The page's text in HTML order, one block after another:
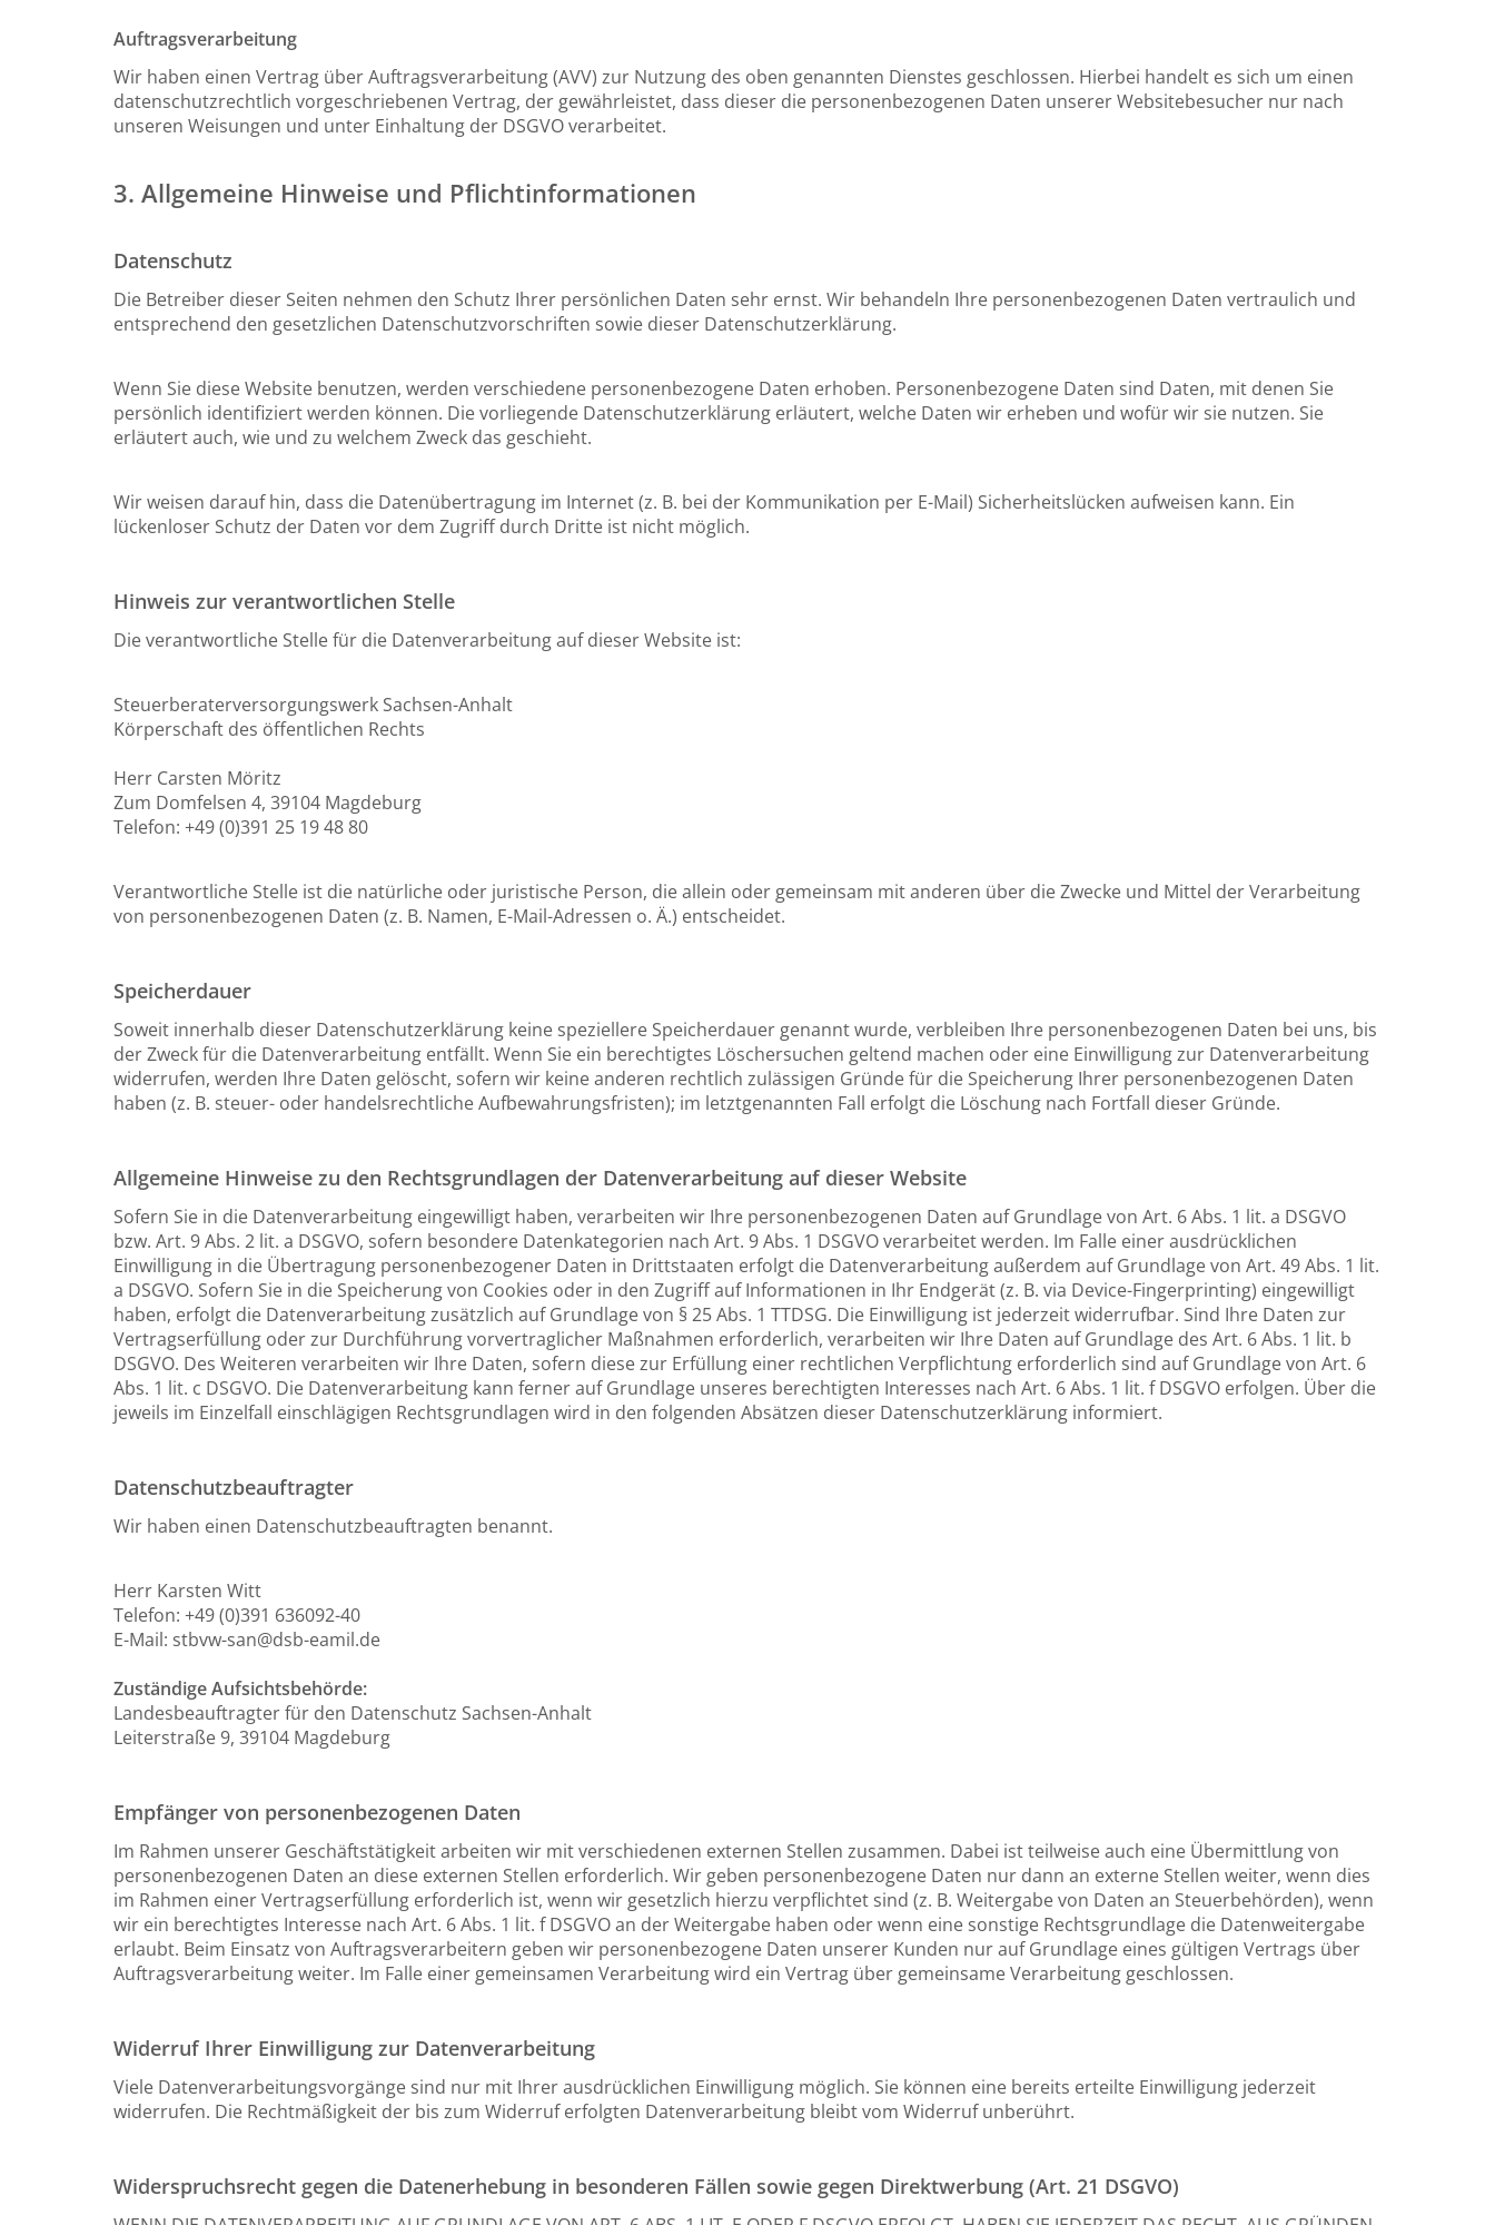
Auftragsverarbeitung
Wir haben einen Vertrag über Auftragsverarbeitung (AVV) zur Nutzung des oben genannten Dienstes geschlossen. Hierbei handelt es sich um einen
datenschutzrechtlich vorgeschriebenen Vertrag, der gewährleistet, dass dieser die personenbezogenen Daten unserer Websitebesucher nur nach
unseren Weisungen und unter Einhaltung der DSGVO verarbeitet.
3. Allgemeine Hinweise und Pflichtinformationen
Datenschutz
Die Betreiber dieser Seiten nehmen den Schutz Ihrer persönlichen Daten sehr ernst. Wir behandeln Ihre personenbezogenen Daten vertraulich und
entsprechend den gesetzlichen Datenschutzvorschriften sowie dieser Datenschutzerklärung.
Wenn Sie diese Website benutzen, werden verschiedene personenbezogene Daten erhoben. Personenbezogene Daten sind Daten, mit denen Sie
persönlich identifiziert werden können. Die vorliegende Datenschutzerklärung erläutert, welche Daten wir erheben und wofür wir sie nutzen. Sie
erläutert auch, wie und zu welchem Zweck das geschieht.
Wir weisen darauf hin, dass die Datenübertragung im Internet (z. B. bei der Kommunikation per E-Mail) Sicherheitslücken aufweisen kann. Ein
lückenloser Schutz der Daten vor dem Zugriff durch Dritte ist nicht möglich.
Hinweis zur verantwortlichen Stelle
Die verantwortliche Stelle für die Datenverarbeitung auf dieser Website ist:
Steuerberaterversorgungswerk Sachsen-Anhalt
Körperschaft des öffentlichen Rechts
Herr Carsten Möritz
Zum Domfelsen 4, 39104 Magdeburg
Telefon: +49 (0)391 25 19 48 80
Verantwortliche Stelle ist die natürliche oder juristische Person, die allein oder gemeinsam mit anderen über die Zwecke und Mittel der Verarbeitung
von personenbezogenen Daten (z. B. Namen, E-Mail-Adressen o. Ä.) entscheidet.
Speicherdauer
Soweit innerhalb dieser Datenschutzerklärung keine speziellere Speicherdauer genannt wurde, verbleiben Ihre personenbezogenen Daten bei uns, bis
der Zweck für die Datenverarbeitung entfällt. Wenn Sie ein berechtigtes Löschersuchen geltend machen oder eine Einwilligung zur Datenverarbeitung
widerrufen, werden Ihre Daten gelöscht, sofern wir keine anderen rechtlich zulässigen Gründe für die Speicherung Ihrer personenbezogenen Daten
haben (z. B. steuer- oder handelsrechtliche Aufbewahrungsfristen); im letztgenannten Fall erfolgt die Löschung nach Fortfall dieser Gründe.
Allgemeine Hinweise zu den Rechtsgrundlagen der Datenverarbeitung auf dieser Website
Sofern Sie in die Datenverarbeitung eingewilligt haben, verarbeiten wir Ihre personenbezogenen Daten auf Grundlage von Art. 6 Abs. 1 lit. a DSGVO
bzw. Art. 9 Abs. 2 lit. a DSGVO, sofern besondere Datenkategorien nach Art. 9 Abs. 1 DSGVO verarbeitet werden. Im Falle einer ausdrücklichen
Einwilligung in die Übertragung personenbezogener Daten in Drittstaaten erfolgt die Datenverarbeitung außerdem auf Grundlage von Art. 49 Abs. 1 lit.
a DSGVO. Sofern Sie in die Speicherung von Cookies oder in den Zugriff auf Informationen in Ihr Endgerät (z. B. via Device-Fingerprinting) eingewilligt
haben, erfolgt die Datenverarbeitung zusätzlich auf Grundlage von § 25 Abs. 1 TTDSG. Die Einwilligung ist jederzeit widerrufbar. Sind Ihre Daten zur
Vertragserfüllung oder zur Durchführung vorvertraglicher Maßnahmen erforderlich, verarbeiten wir Ihre Daten auf Grundlage des Art. 6 Abs. 1 lit. b
DSGVO. Des Weiteren verarbeiten wir Ihre Daten, sofern diese zur Erfüllung einer rechtlichen Verpflichtung erforderlich sind auf Grundlage von Art. 6
Abs. 1 lit. c DSGVO. Die Datenverarbeitung kann ferner auf Grundlage unseres berechtigten Interesses nach Art. 6 Abs. 1 lit. f DSGVO erfolgen. Über die
jeweils im Einzelfall einschlägigen Rechtsgrundlagen wird in den folgenden Absätzen dieser Datenschutzerklärung informiert.
Datenschutzbeauftragter
Wir haben einen Datenschutzbeauftragten benannt.
Herr Karsten Witt
Telefon: +49 (0)391 636092-40
E-Mail: stbvw-san@dsb-eamil.de
Zuständige Aufsichtsbehörde:
Landesbeauftragter für den Datenschutz Sachsen-Anhalt
Leiterstraße 9, 39104 Magdeburg
Empfänger von personenbezogenen Daten
Im Rahmen unserer Geschäftstätigkeit arbeiten wir mit verschiedenen externen Stellen zusammen. Dabei ist teilweise auch eine Übermittlung von
personenbezogenen Daten an diese externen Stellen erforderlich. Wir geben personenbezogene Daten nur dann an externe Stellen weiter, wenn dies
im Rahmen einer Vertragserfüllung erforderlich ist, wenn wir gesetzlich hierzu verpflichtet sind (z. B. Weitergabe von Daten an Steuerbehörden), wenn
wir ein berechtigtes Interesse nach Art. 6 Abs. 1 lit. f DSGVO an der Weitergabe haben oder wenn eine sonstige Rechtsgrundlage die Datenweitergabe
erlaubt. Beim Einsatz von Auftragsverarbeitern geben wir personenbezogene Daten unserer Kunden nur auf Grundlage eines gültigen Vertrags über
Auftragsverarbeitung weiter. Im Falle einer gemeinsamen Verarbeitung wird ein Vertrag über gemeinsame Verarbeitung geschlossen.
Widerruf Ihrer Einwilligung zur Datenverarbeitung
Viele Datenverarbeitungsvorgänge sind nur mit Ihrer ausdrücklichen Einwilligung möglich. Sie können eine bereits erteilte Einwilligung jederzeit
widerrufen. Die Rechtmäßigkeit der bis zum Widerruf erfolgten Datenverarbeitung bleibt vom Widerruf unberührt.
Widerspruchsrecht gegen die Datenerhebung in besonderen Fällen sowie gegen Direktwerbung (Art. 21 DSGVO)